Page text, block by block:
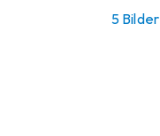
5 Bilder